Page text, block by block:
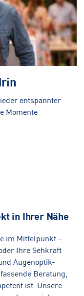
entspannter
Momente
in Ihrer Nähe
im Mittelpunkt –
Ihre Sehkraft
Augenoptik-
Beratung,
ist. Unsere